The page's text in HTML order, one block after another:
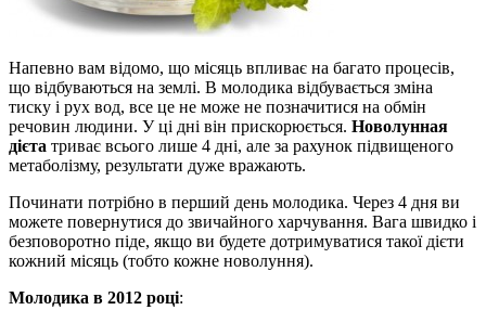
Напевно вам відомо, що місяць впливає на багато процесів,
що відбуваються на землі. В молодика відбувається зміна
тиску і рух вод, все це не може не позначитися на обмін
речовин людини. У ці дні він прискорюється. Новолунная
дієта триває всього лише 4 дні, але за рахунок підвищеного
метаболізму, результати дуже вражають.
Починати потрібно в перший день молодика. Через 4 дня ви
можете повернутися до звичайного харчування. Вага швидко і
безповоротно піде, якщо ви будете дотримуватися такої дієти
кожний місяць (тобто кожне новолуння).
Молодика в 2012 році: